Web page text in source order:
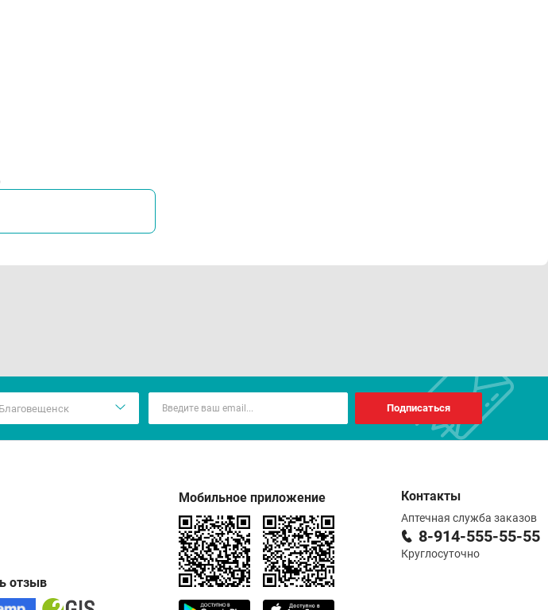
Подписаться
отзыв
Мобильное приложение Контакты
Аптечная служба заказов
8-914-555-55-55
Круглосуточно